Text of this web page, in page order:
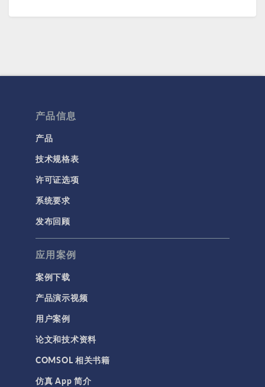
产品信息
产品
技术规格表
许可证选项
系统要求
发布回顾
应用案例
案例下载
产品演示视频
用户案例
论文和技术资料
COMSOL 相关书籍
仿真 App 简介